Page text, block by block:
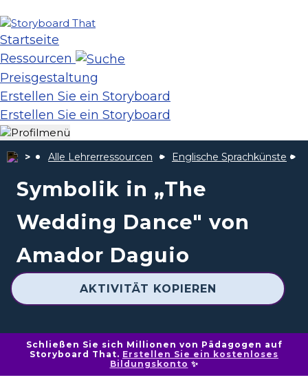
Startseite
Ressourcen
Preisgestaltung
Erstellen Sie ein Storyboard
Erstellen Sie ein Storyboard
Alle Lehrerressourcen Englische Sprachkünste
Symbolik in „The
Wedding Dance" von
Amador Daguio
AKTIVITÄT KOPIEREN
Schließen Sie sich Millionen von Pädagogen auf
Storyboard That. Erstellen Sie ein kostenloses
Bildungskonto ✨